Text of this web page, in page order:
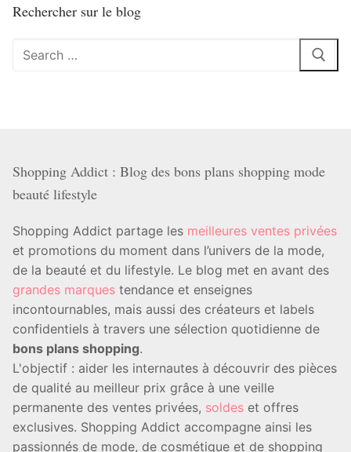
Rechercher sur le blog
Rechercher
Shopping Addict : Blog des bons plans shopping mode
beauté lifestyle
Shopping Addict partage les meilleures ventes privées
et promotions du moment dans l’univers de la mode,
de la beauté et du lifestyle. Le blog met en avant des
grandes marques tendance et enseignes
incontournables, mais aussi des créateurs et labels
confidentiels à travers une sélection quotidienne de
bons plans shopping.
L'objectif : aider les internautes à découvrir des pièces
de qualité au meilleur prix grâce à une veille
permanente des ventes privées, soldes et offres
exclusives. Shopping Addict accompagne ainsi les
passionnés de mode, de cosmétique et de shopping